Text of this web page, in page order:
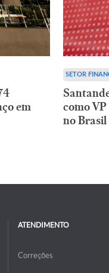
em
SETOR
como
no Brasil
ATENDIMENTO
Correções